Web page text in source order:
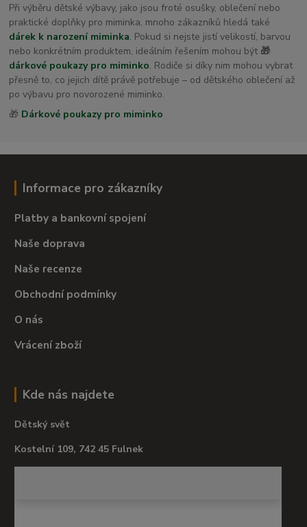
Při výběru dětské výbavy, jako jsou froté osušky, oblečení nebo
praktické doplňky pro miminka, mnoho zákazníků hledá také
dárek k narození miminka. Pokud si nejste jistí velikostí, barvou
nebo konkrétním produktem, ideálním řešením mohou být 🎁
dárkové poukazy pro miminko. Rodiče si díky nim mohou vybrat
přesně to, co jejich dítě právě potřebuje – od dětského oblečení až
po výbavu pro novorozené miminko.
🎁 Dárkové poukazy pro miminko
Informace pro zákazníky
Platby a bankovní spojení
Naše doprava
Naše recenze
Obchodní podmínky
O nás
Vrácení zboží
Kde nás najdete
Dětský svět
Kostelní 109, 742 45 Fulnek